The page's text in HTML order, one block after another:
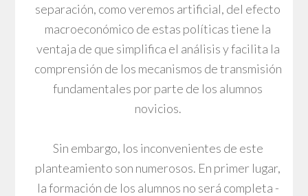
separación, como veremos artificial, del efecto
macroeconómico de estas políticas tiene la
ventaja de que simplifica el análisis y facilita la
comprensión de los mecanismos de transmisión
fundamentales por parte de los alumnos
novicios.
Sin embargo, los inconvenientes de este
planteamiento son numerosos. En primer lugar,
la formación de los alumnos no será completa -